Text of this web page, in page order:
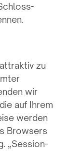
zu
wir
auf Ihrem
werden
Browsers
„Session-